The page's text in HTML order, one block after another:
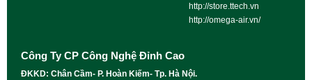
http://store.ttech.vn
http://omega-air.vn/
Công Ty CP Công Nghệ Đỉnh Cao
ĐKKD: Chân Cầm- P. Hoàn Kiếm- Tp. Hà Nội.